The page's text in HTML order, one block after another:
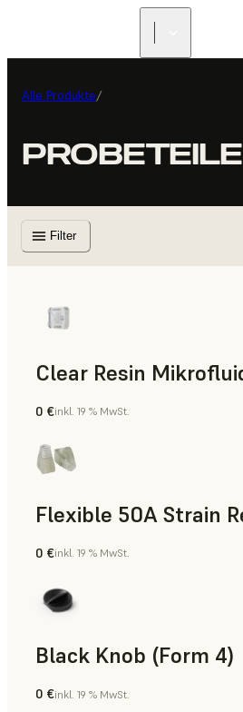
Alle Produkte/
PROBETEILE
Filter
Standard
0 €inkl. 19 % MwSt.
Technik
0 €inkl. 19 % MwSt.
Black Knob (Form 4)
Standard
0 €inkl. 19 % MwSt.